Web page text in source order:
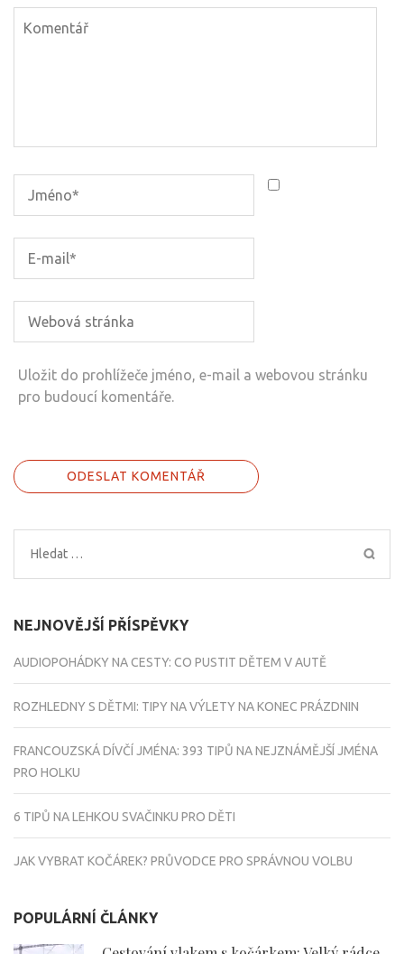
Uložit do prohlížeče jméno, e-mail a webovou stránku
pro budoucí komentáře.
Vyhledávání
NEJNOVĚJŠÍ PŘÍSPĚVKY
AUDIOPOHÁDKY NA CESTY: CO PUSTIT DĚTEM V AUTĚ
ROZHLEDNY S DĚTMI: TIPY NA VÝLETY NA KONEC PRÁZDNIN
FRANCOUZSKÁ DÍVČÍ JMÉNA: 393 TIPŮ NA NEJZNÁMĚJŠÍ JMÉNA
PRO HOLKU
6 TIPŮ NA LEHKOU SVAČINKU PRO DĚTI
JAK VYBRAT KOČÁREK? PRŮVODCE PRO SPRÁVNOU VOLBU
POPULÁRNÍ ČLÁNKY